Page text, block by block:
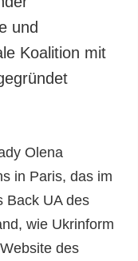
und
Koalition mit
Olena
in Paris, das im
Back UA des
wie Ukrinform
des